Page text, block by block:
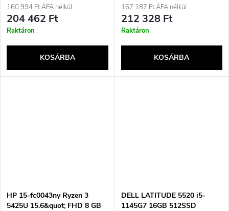
Win11pro Használt
160 994 Ft ÁFA nélkül
204 462 Ft
Raktáron
KOSÁRBA
Használt
167 187 Ft ÁFA nélkül
212 328 Ft
Raktáron
KOSÁRBA
HP 15-fc0043ny Ryzen 3
5425U 15.6&quot; FHD 8 GB
DELL LATITUDE 5520 i5-
1145G7 16GB 512SSD